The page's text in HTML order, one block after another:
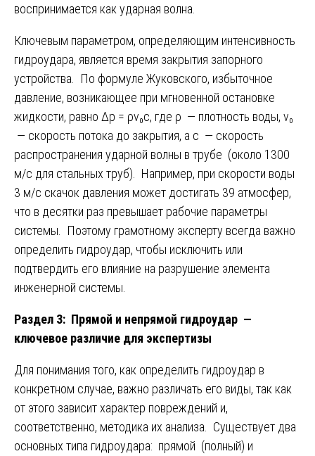
воспринимается как ударная волна.
Ключевым параметром, определяющим интенсивность
гидроудара, является время закрытия запорного
устройства. По формуле Жуковского, избыточное
давление, возникающее при мгновенной остановке
жидкости, равно Δp = ρv₀c, где ρ — плотность воды, v₀
— скорость потока до закрытия, а c — скорость
распространения ударной волны в трубе (около 1300
м/с для стальных труб). Например, при скорости воды
3 м/с скачок давления может достигать 39 атмосфер,
что в десятки раз превышает рабочие параметры
системы. Поэтому грамотному эксперту всегда важно
определить гидроудар, чтобы исключить или
подтвердить его влияние на разрушение элемента
инженерной системы.
Раздел 3: Прямой и непрямой гидроудар —
ключевое различие для экспертизы
Для понимания того, как определить гидроудар в
конкретном случае, важно различать его виды, так как
от этого зависит характер повреждений и,
соответственно, методика их анализа. Существует два
основных типа гидроудара: прямой (полный) и